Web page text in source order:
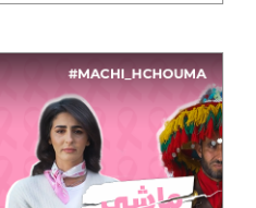
ADANI
MAHA SAKOUT
HEAD OF SOCIAL &
CONTENT